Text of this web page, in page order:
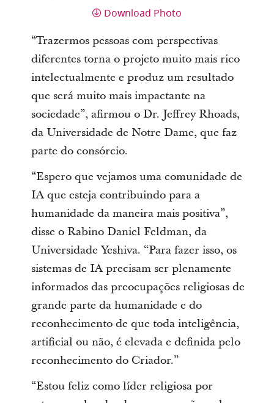
Download Photo
“Trazermos pessoas com perspectivas
diferentes torna o projeto muito mais rico
intelectualmente e produz um resultado
que será muito mais impactante na
sociedade”, afirmou o Dr. Jeffrey Rhoads,
da Universidade de Notre Dame, que faz
parte do consórcio.
“Espero que vejamos uma comunidade de
IA que esteja contribuindo para a
humanidade da maneira mais positiva”,
disse o Rabino Daniel Feldman, da
Universidade Yeshiva. “Para fazer isso, os
sistemas de IA precisam ser plenamente
informados das preocupações religiosas de
grande parte da humanidade e do
reconhecimento de que toda inteligência,
artificial ou não, é elevada e definida pelo
reconhecimento do Criador.”
“Estou feliz como líder religiosa por